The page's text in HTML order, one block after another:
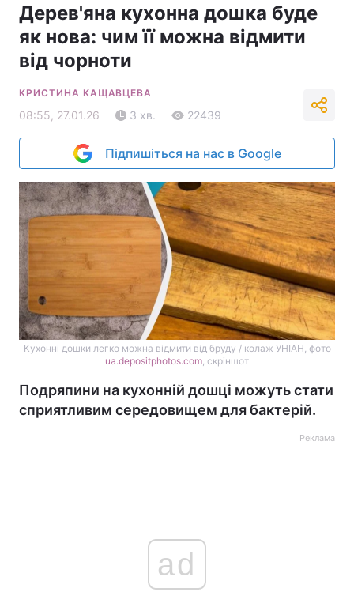
Дерев'яна кухонна дошка буде
як нова: чим її можна відмити
від чорноти
КРИСТИНА КАЩАВЦЕВА
08:55, 27.01.26 3 хв. 22439
Підпишіться на нас в Google
Кухонні дошки легко можна відмити від бруду / колаж УНІАН, фото
ua.depositphotos.com, скріншот
Подряпини на кухонній дошці можуть стати
сприятливим середовищем для бактерій.
Реклама
ad